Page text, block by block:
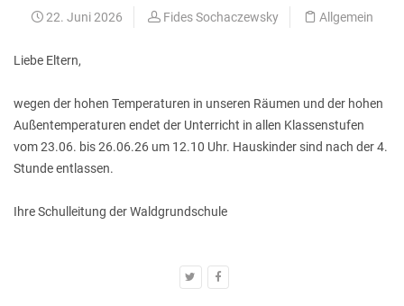
22. Juni 2026 Fides Sochaczewsky Allgemein
Liebe Eltern,
wegen der hohen Temperaturen in unseren Räumen und der hohen
Außentemperaturen endet der Unterricht in allen Klassenstufen
vom 23.06. bis 26.06.26 um 12.10 Uhr. Hauskinder sind nach der 4.
Stunde entlassen.
Ihre Schulleitung der Waldgrundschule